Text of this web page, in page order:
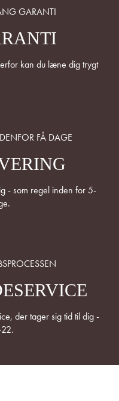
GARANTI
kan du læne dig trygt
FÅ DAGE
- som regel inden for 5-
der tager sig tid til dig -